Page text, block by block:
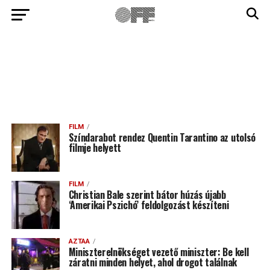
FILM
Színdarabot rendez Quentin Tarantino az utolsó
filmje helyett
FILM
Christian Bale szerint bátor húzás újabb
‘Amerikai Pszichó’ feldolgozást készíteni
AZTAA
Miniszterelnökséget vezető miniszter: Be kell
záratni minden helyet, ahol drogot találnak